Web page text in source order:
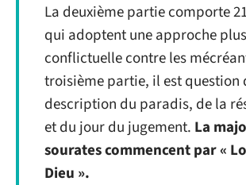
La deuxième partie comporte
qui adoptent une approche plus
conflictuelle contre les
troisième partie, il est question
description du paradis, de la
et du jour du jugement. La
sourates commencent par «
Dieu ».